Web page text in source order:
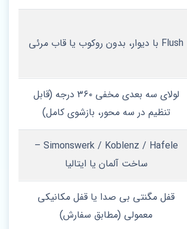
Flush با دیوار، بدون روکوب یا قاب مرئی
لولای سه‌ بعدی مخفی ۳۶۰ درجه (قابل
تنظیم در سه محور، بازشوی کامل)
Simonswerk / Koblenz / Hafele –
ساخت آلمان یا ایتالیا
قفل مگنتی بی‌ صدا یا قفل مکانیکی
معمولی (مطابق سفارش)